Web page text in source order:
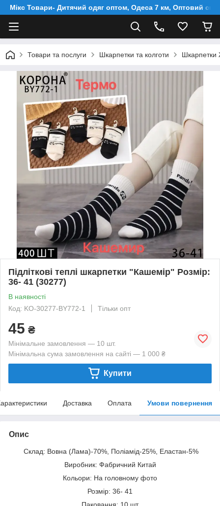
Мікс Товари- Дитячий одяг оптом, Одеса 7 км, Оптовий
Товари та послуги Шкарпетки та колготи Шкарпетки
Підліткові теплі шкарпетки "Кашемір" Розмір:
36- 41 (30277)
В наявності
Код: KO-30277-BY772-1
Тільки опт
45 ₴
Мінімальне замовлення — 10 шт.
Мінімальна сума замовлення на сайті — 1 000 ₴
Купити
Доставка Оплата Умови повернення
Опис
Склад: Вовна (Лама)-70%, Поліамід-25%, Еластан-5%
Виробник: Фабричний Китай
Кольори: На головному фото
Розмір: 36- 41
Паковання: 10 шт